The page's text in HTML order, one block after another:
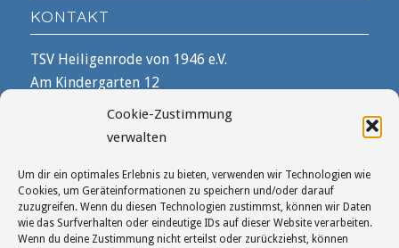
Cookie-Zustimmung
verwalten
Um dir ein optimales Erlebnis zu bieten, verwenden wir Technologien wie
Cookies, um Geräteinformationen zu speichern und/oder darauf
zuzugreifen. Wenn du diesen Technologien zustimmst, können wir Daten
wie das Surfverhalten oder eindeutige IDs auf dieser Website verarbeiten.
Wenn du deine Zustimmung nicht erteilst oder zurückziehst, können
KONTAKT
TSV Heiligenrode von 1946 e.V.
Am Kindergarten 12
Telefon 04206 / 1550
geschaeftsstelle@tsvheiligenrode.de